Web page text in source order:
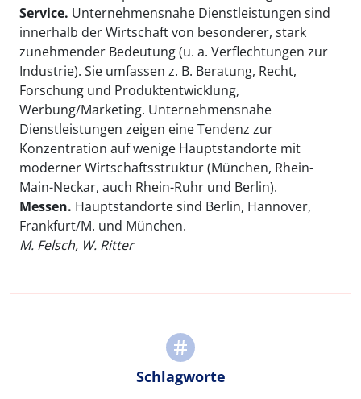
Service. Unternehmensnahe Dienstleistungen sind
innerhalb der Wirtschaft von besonderer, stark
zunehmender Bedeutung (u. a. Verflechtungen zur
Industrie). Sie umfassen z. B. Beratung, Recht,
Forschung und Produktentwicklung,
Werbung/Marketing. Unternehmensnahe
Dienstleistungen zeigen eine Tendenz zur
Konzentration auf wenige Hauptstandorte mit
moderner Wirtschaftsstruktur (München, Rhein-
Main-Neckar, auch Rhein-Ruhr und Berlin).
Messen. Hauptstandorte sind Berlin, Hannover,
Frankfurt/M. und München.
M. Felsch, W. Ritter
Schlagworte